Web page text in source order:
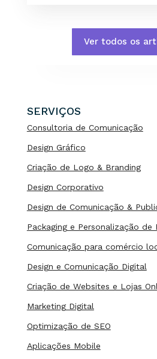
Ver todos os
SERVIÇOS
Consultoria de Comunicação
Design Gráfico
Criação de Logo & Branding
Design Corporativo
Design de Comunicação &
Packaging e Personalização de
Comunicação para comércio
Design e Comunicação Digital
Criação de Websites e Lojas
Marketing Digital
Optimização de SEO
Aplicações Mobile